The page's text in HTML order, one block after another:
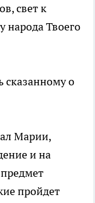
свет к
народа Твоего
сказанному о
Марии,
и на
пройдет